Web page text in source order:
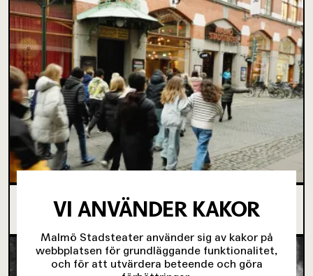
SJU SUPERVIKTIGA MINUTER OM UNGAS RÄTT
TILL SCENKONST
VI ANVÄNDER KAKOR
Malmö Stadsteater använder sig av kakor på
webbplatsen för grundläggande funktionalitet,
och för att utvärdera beteende och göra